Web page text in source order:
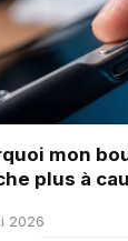
mon
plus à
2026